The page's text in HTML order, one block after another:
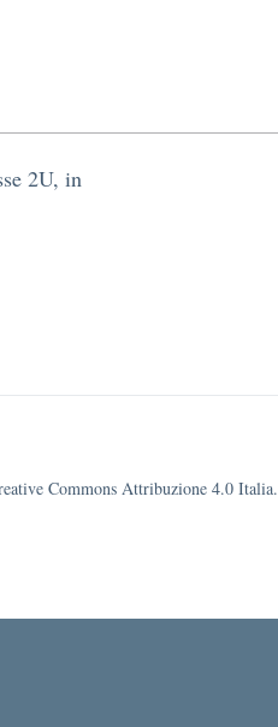
2U, in
Commons Attribuzione 4.0 Italia.